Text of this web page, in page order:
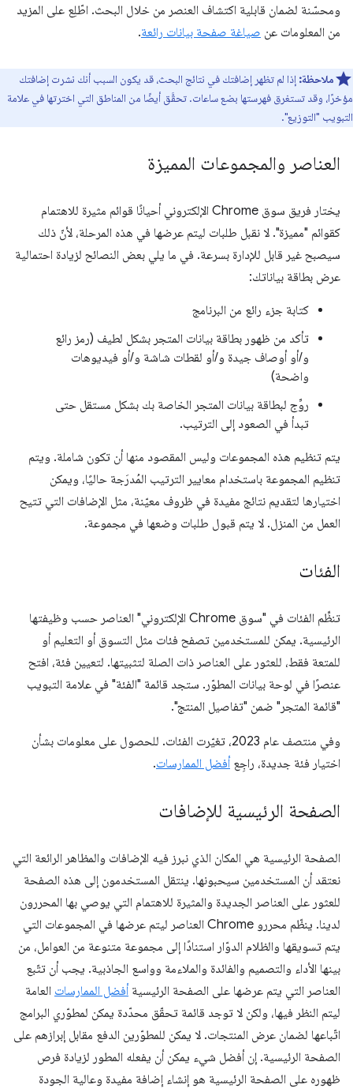
ومحسّنة لضمان قابلية اكتشاف العنصر من خلال البحث. اطّلِع على المزيد
من المعلومات عن صياغة صفحة بيانات رائعة.
ملاحظة: إذا لم تظهر إضافتك في نتائج البحث، قد يكون السبب أنك نشرت إضافتك
مؤخرًا، وقد تستغرق فهرستها بضع ساعات. تحقَّق أيضًا من المناطق التي اخترتها في علامة
التبويب "التوزيع".
العناصر والمجموعات المميزة
يختار فريق سوق Chrome الإلكتروني أحيانًا قوائم مثيرة للاهتمام
كقوائم "مميزة". لا نقبل طلبات ليتم عرضها في هذه المرحلة، لأنّ ذلك
سيصبح غير قابل للإدارة بسرعة. في ما يلي بعض النصائح لزيادة احتمالية
عرض بطاقة بياناتك:
كتابة جزء رائع من البرنامج
تأكد من ظهور بطاقة بيانات المتجر بشكل لطيف (رمز رائع
و/أو أوصاف جيدة و/أو لقطات شاشة و/أو فيديوهات
واضحة)
روِّج لبطاقة بيانات المتجر الخاصة بك بشكل مستقل حتى
تبدأ في الصعود إلى الترتيب.
يتم تنظيم هذه المجموعات وليس المقصود منها أن تكون شاملة. ويتم
تنظيم المجموعة باستخدام معايير الترتيب المُدرَجة حاليًا، ويمكن
اختيارها لتقديم نتائج مفيدة في ظروف معيّنة، مثل الإضافات التي تتيح
العمل من المنزل. لا يتم قبول طلبات وضعها في مجموعة.
الفئات
تنظِّم الفئات في "سوق Chrome الإلكتروني" العناصر حسب وظيفتها
الرئيسية. يمكن للمستخدمين تصفح فئات مثل التسوق أو التعليم أو
للمتعة فقط، للعثور على العناصر ذات الصلة لتثبيتها. لتعيين فئة، افتح
عنصرًا في لوحة بيانات المطوّر. ستجد قائمة "الفئة" في علامة التبويب
"قائمة المتجر" ضمن "تفاصيل المنتج".
وفي منتصف عام 2023، تغيّرت الفئات. للحصول على معلومات بشأن
اختيار فئة جديدة، راجِع أفضل الممارسات.
الصفحة الرئيسية للإضافات
الصفحة الرئيسية هي المكان الذي نبرز فيه الإضافات والمظاهر الرائعة التي
نعتقد أن المستخدمين سيحبونها. ينتقل المستخدمون إلى هذه الصفحة
للعثور على العناصر الجديدة والمثيرة للاهتمام التي يوصي بها المحررون
لدينا. ينظّم محررو Chrome العناصر ليتم عرضها في المجموعات التي
يتم تسويقها والظلام الدوّار استنادًا إلى مجموعة متنوعة من العوامل، من
بينها الأداء والتصميم والفائدة والملاءمة وواسع الجاذبية. يجب أن تتّبع
العناصر التي يتم عرضها على الصفحة الرئيسية أفضل الممارسات العامة
ليتم النظر فيها، ولكن لا توجد قائمة تحقّق محدّدة يمكن لمطوّري البرامج
اتّباعها لضمان عرض المنتجات. لا يمكن للمطوّرين الدفع مقابل إبرازهم على
الصفحة الرئيسية. إن أفضل شيء يمكن أن يفعله المطور لزيادة فرص
ظهوره على الصفحة الرئيسية هو إنشاء إضافة مفيدة وعالية الجودة